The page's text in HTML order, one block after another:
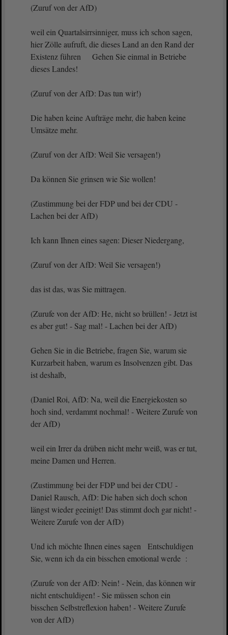
(Zuruf von der AfD)
weil ein Quartalsirrsinniger, muss ich schon sagen,
hier Zölle aufruft, die dieses Land an den Rand der
Existenz führen Gehen Sie einmal in Betriebe
dieses Landes!
(Zuruf von der AfD: Das tun wir!)
Die haben keine Aufträge mehr, die haben keine
Umsätze mehr.
(Zuruf von der AfD: Weil Sie versagen!)
Da können Sie grinsen wie Sie wollen!
(Zustimmung bei der FDP und bei der CDU -
Lachen bei der AfD)
Ich kann Ihnen eines sagen: Dieser Niedergang,
(Zuruf von der AfD: Weil Sie versagen!)
das ist das, was Sie mittragen.
(Zurufe von der AfD: He, nicht so brüllen! - Jetzt ist
es aber gut! - Sag mal! - Lachen bei der AfD)
Gehen Sie in die Betriebe, fragen Sie, warum sie
Kurzarbeit haben, warum es Insolvenzen gibt. Das
ist deshalb,
(Daniel Roi, AfD: Na, weil die Energiekosten so
hoch sind, verdammt nochmal! - Weitere Zurufe von
der AfD)
weil ein Irrer da drüben nicht mehr weiß, was er tut,
meine Damen und Herren.
(Zustimmung bei der FDP und bei der CDU -
Daniel Rausch, AfD: Die haben sich doch schon
längst wieder geeinigt! Das stimmt doch gar nicht! -
Weitere Zurufe von der AfD)
Und ich möchte Ihnen eines sagen Entschuldigen
Sie, wenn ich da ein bisschen emotional werde :
(Zurufe von der AfD: Nein! - Nein, das können wir
nicht entschuldigen! - Sie müssen schon ein
bisschen Selbstreflexion haben! - Weitere Zurufe
von der AfD)